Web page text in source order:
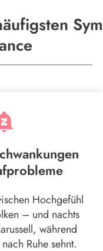
Hochgefühl
– und nachts
während
Ruhe sehnt.